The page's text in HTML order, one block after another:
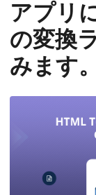
アプリ
の変換
みます。